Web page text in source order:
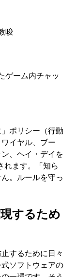
唆
ゲーム内チャッ
ポリシー（行動
イヤル、ブー
、ヘイ・デイを
れます。「知ら
。ルールを守っ
するため
するために日々
ソフトウェアの